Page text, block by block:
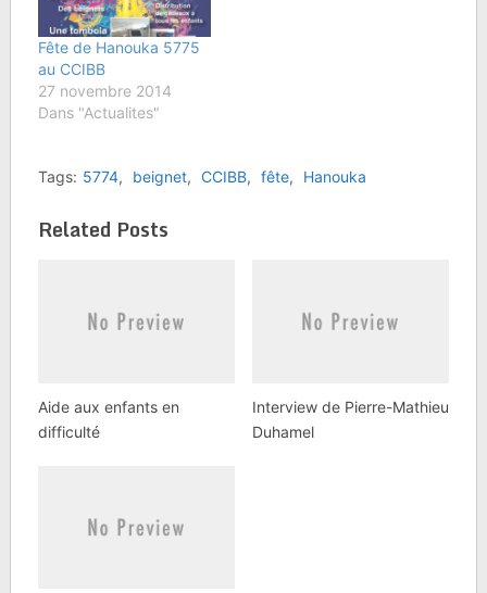
Fête de Hanouka 5775
au CCIBB
27 novembre 2014
Dans "Actualites"
Tags: 5774, beignet, CCIBB, fête, Hanouka
Related Posts
Aide aux enfants en
difficulté
Interview de Pierre-Mathieu
Duhamel